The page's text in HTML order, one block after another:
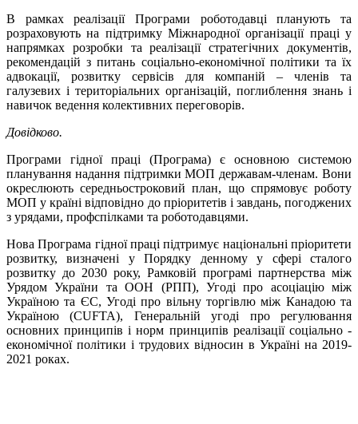
В рамках реалізації Програми роботодавці планують та
розраховують на підтримку Міжнародної організації праці у
напрямках розробки та реалізації стратегічних документів,
рекомендацій з питань соціально-економічної політики та їх
адвокації, розвитку сервісів для компаній – членів та
галузевих і територіальних організацій, поглиблення знань і
навичок ведення колективних переговорів.
Довідково.
Програми гідної праці (Програма) є основною системою
планування надання підтримки МОП державам-членам. Вони
окреслюють середньостроковий план, що спрямовує роботу
МОП у країні відповідно до пріоритетів і завдань, погоджених
з урядами, профспілками та роботодавцями.
Нова Програма гідної праці підтримує національні пріоритети
розвитку, визначені у Порядку денному у сфері сталого
розвитку до 2030 року, Рамковій програмі партнерства між
Урядом України та ООН (РПП), Угоді про асоціацію між
Україною та ЄС, Угоді про вільну торгівлю між Канадою та
Україною (CUFTA), Генеральній угоді про регулювання
основних принципів і норм принципів реалізації соціально -
економічної політики і трудових відносин в Україні на 2019-
2021 роках.